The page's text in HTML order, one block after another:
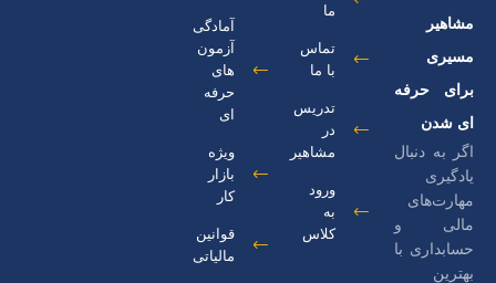
مشاهیر
مسیری
برای حرفه
ای شدن
اگر به دنبال
یادگیری
مهارت‌های
مالی و
حسابداری با
بهترین
ما
تماس
با ما
تدریس
در
مشاهیر
ورود
به
کلاس
آمادگی
آزمون
های
حرفه
ای
ویژه
بازار
کار
قوانین
مالیاتی